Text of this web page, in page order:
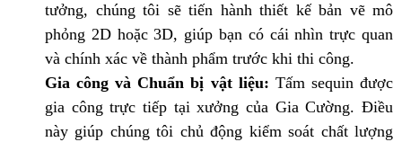
tưởng, chúng tôi sẽ tiến hành thiết kế bản vẽ mô
phỏng 2D hoặc 3D, giúp bạn có cái nhìn trực quan
và chính xác về thành phẩm trước khi thi công.
Gia công và Chuẩn bị vật liệu: Tấm sequin được
gia công trực tiếp tại xưởng của Gia Cường. Điều
này giúp chúng tôi chủ động kiểm soát chất lượng